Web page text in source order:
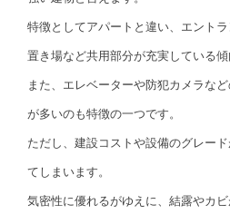
特徴としてアパートと違い、エント
置き場など共用部分が充実している傾
また、エレベーターや防犯カメラな
が多いのも特徴の一つです。
ただし、建設コストや設備のグレー
てしまいます。
気密性に優れるがゆえに、結露やカ